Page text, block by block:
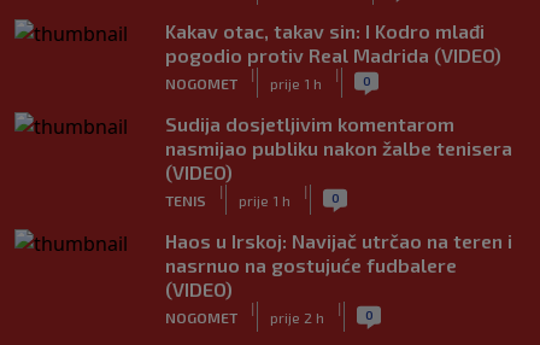
Kakav otac, takav sin: I Kodro mlađi
pogodio protiv Real Madrida (VIDEO)
NOGOMET
|
prije 1 h
| 0
Sudija dosjetljivim komentarom
nasmijao publiku nakon žalbe tenisera
(VIDEO)
TENIS
|
prije 1 h
| 0
Haos u Irskoj: Navijač utrčao na teren i
nasrnuo na gostujuće fudbalere
(VIDEO)
NOGOMET
|
prije 2 h
| 0